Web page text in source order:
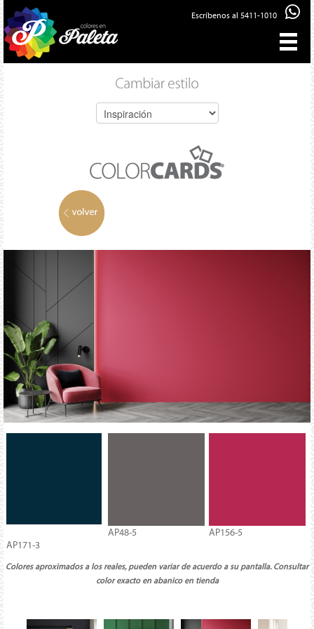
Escríbenos al 5411-1010
AP171-3
AP48-5 AP156-5
Colores aproximados a los reales, pueden variar de acuerdo a su pantalla. Consultar
color exacto en abanico en tienda